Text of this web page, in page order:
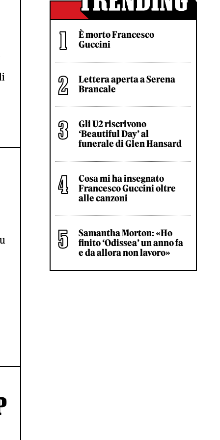
È morto Francesco
Guccini
Lettera aperta a Serena
Brancale
Gli U2 riscrivono
‘Beautiful Day’ al
funerale di Glen Hansard
Cosa mi ha insegnato
Francesco Guccini oltre
alle canzoni
Samantha Morton: «Ho
finito ‘Odissea’ un anno fa
e da allora non lavoro»